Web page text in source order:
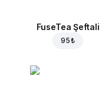
FuseTea Şeftali
95 ₺